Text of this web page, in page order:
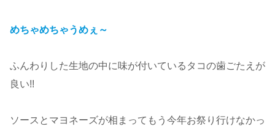
めちゃめちゃうめぇ～
ふんわりした生地の中に味が付いているタコの歯ごたえが
良い!!
ソースとマヨネーズが相まってもう今年お祭り行けなかっ